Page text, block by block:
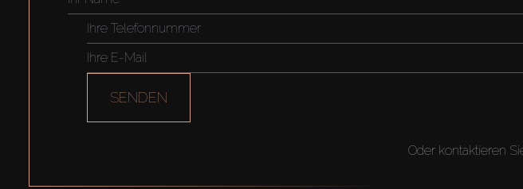
SENDEN
Oder kontaktieren